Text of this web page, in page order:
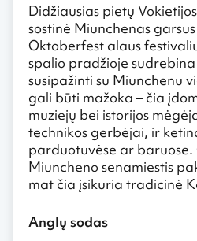
Didžiausias pietų
sostinė Miunchenas
Oktoberfest alaus
spalio pradžioje
susipažinti su Miunchenu
gali būti mažoka – čia
muziejų bei istorijos
technikos gerbėjai, ir
parduotuvėse ar baruose.
Miuncheno senamiestis
mat čia įsikuria tradicinė
Anglų sodas